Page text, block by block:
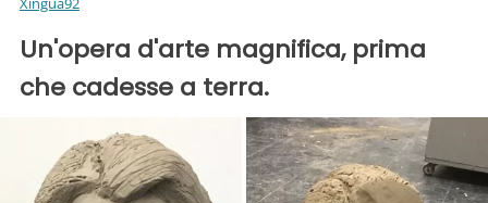
Un'opera d'arte magnifica, prima
che cadesse a terra.